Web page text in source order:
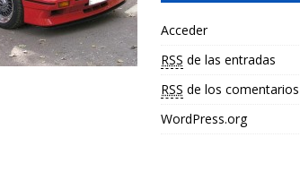
Acceder
RSS de las entradas
RSS de los comentarios
WordPress.org